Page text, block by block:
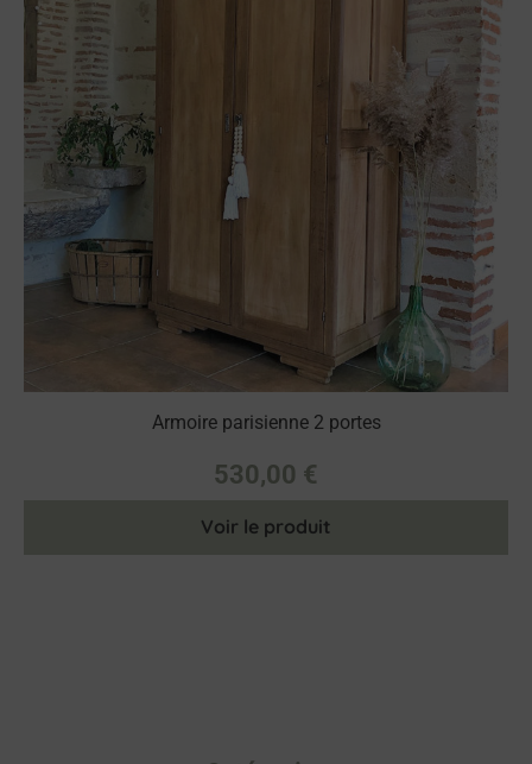
Armoire parisienne 2 portes
530,00 €
Voir le produit